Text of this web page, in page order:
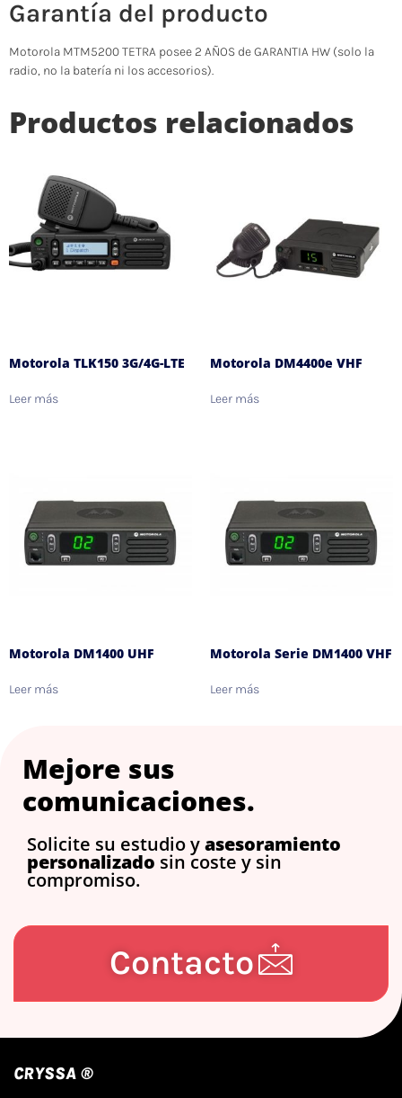
Garantía del producto
Motorola MTM5200 TETRA posee 2 AÑOS de GARANTIA HW (solo la
radio, no la batería ni los accesorios).
Productos relacionados
Motorola TLK150 3G/4G-LTE
Leer más
Motorola DM4400e VHF
Leer más
Motorola DM1400 UHF
Leer más
Motorola Serie DM1400 VHF
Leer más
Mejore sus
comunicaciones.
Solicite su estudio yasesoramiento
personalizado sin coste y sin
compromiso.
Contacto
CRYSSA ®